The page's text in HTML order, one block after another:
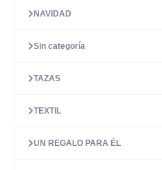
NAVIDAD
Sin categoría
TAZAS
TEXTIL
UN REGALO PARA ÉL